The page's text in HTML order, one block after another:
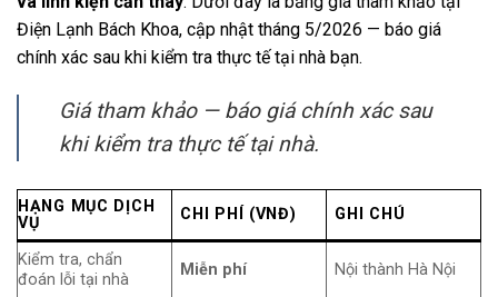
Điện Lạnh Bách Khoa, cập nhật tháng 5/2026 — báo giá
chính xác sau khi kiểm tra thực tế tại nhà bạn.
Giá tham khảo — báo giá chính xác sau
khi kiểm tra thực tế tại nhà.
HẠNG MỤC DỊCH
VỤ
CHI PHÍ (VNĐ) GHI CHÚ
Kiểm tra, chẩn
đoán lỗi tại nhà
Miễn phí Nội thành Hà Nội